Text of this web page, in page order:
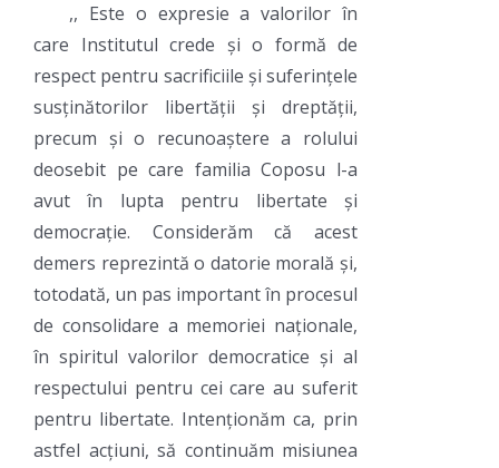
,, Este o expresie a valorilor în
care Institutul crede și o formă de
respect pentru sacrificiile și suferințele
susținătorilor libertății și dreptății,
precum și o recunoaștere a rolului
deosebit pe care familia Coposu l-a
avut în lupta pentru libertate și
democrație. Considerăm că acest
demers reprezintă o datorie morală și,
totodată, un pas important în procesul
de consolidare a memoriei naționale,
în spiritul valorilor democratice și al
respectului pentru cei care au suferit
pentru libertate. Intenționăm ca, prin
astfel acțiuni, să continuăm misiunea